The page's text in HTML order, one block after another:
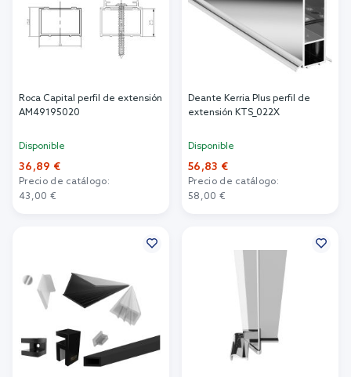
Roca Capital perfil de extensión
AM49195020
Disponible
36,89 €
Precio de catálogo:
43,00 €
Deante Kerria Plus perfil de
extensión KTS_022X
Disponible
56,83 €
Precio de catálogo:
58,00 €